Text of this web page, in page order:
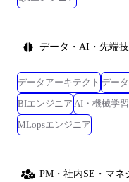
データ・AI・先端
データアーキテクト デー
BIエンジニア AI・機械学
MLopsエンジニア
PM・社内SE・マネ